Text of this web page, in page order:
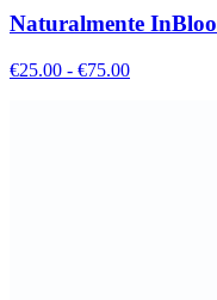
Naturalmente
€25.00 - €75.00